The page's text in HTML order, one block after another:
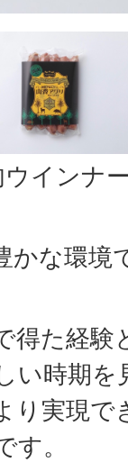
ウインナ
かな環境
得た経験
い時期を
り実現で
す。